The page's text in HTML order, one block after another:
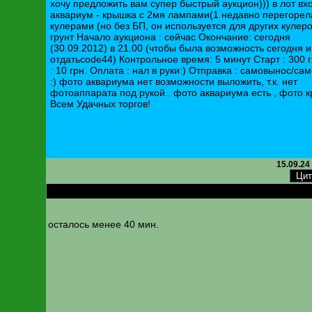
хочу предложить вам супер быстрый аукцион))) в лот
аквариум - крышка с 2мя лампами(1 недавно
кулерами (но без БП, он используется для других
грунт Начало аукциона : сейчас Окончание: сегодня
(30.09.2012) в 21.00 (чтобы была возможность сегодня и
отдатьcode44) Контрольное время: 5 минут Старт : 300
: 10 грн. Оплата : нал в руки:) Отправка : самовынос/
:) фото аквариума нет возможности выложить, т.к. нет
фотоаппарата под рукой.. фото аквариума есть , фото
Всем Удачных торгов!
осталось менее 40 мин.